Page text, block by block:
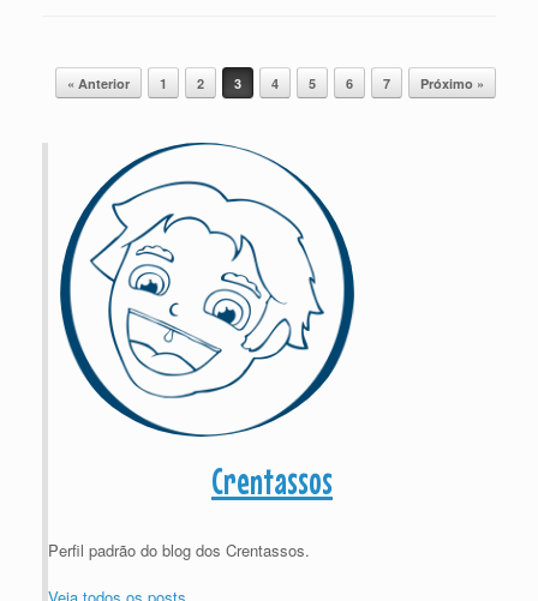
Post navigation
« Anterior 1 2 3 4 5 6 7 Próximo »
Crentassos
Perfil padrão do blog dos Crentassos.